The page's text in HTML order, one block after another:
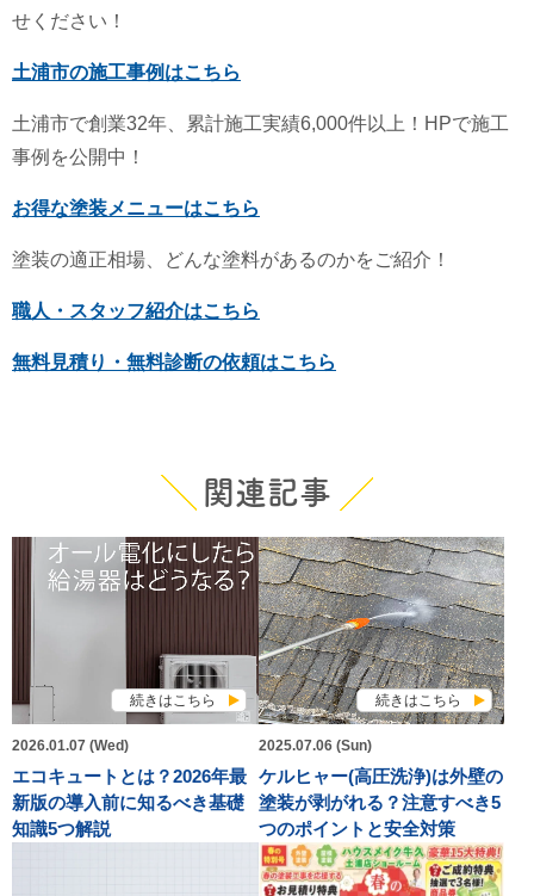
せください！
土浦市の施工事例はこちら
土浦市で創業32年、累計施工実績6,000件以上！HPで施工
事例を公開中！
お得な塗装メニューはこちら
塗装の適正相場、どんな塗料があるのかをご紹介！
職人・スタッフ紹介はこちら
無料見積り・無料診断の依頼はこちら
関連記事
続きはこちら
2026.01.07 (Wed)
エコキュートとは？2026年最
新版の導入前に知るべき基礎
知識5つ解説
続きはこちら
2025.07.06 (Sun)
ケルヒャー(高圧洗浄)は外壁の
塗装が剥がれる？注意すべき5
つのポイントと安全対策